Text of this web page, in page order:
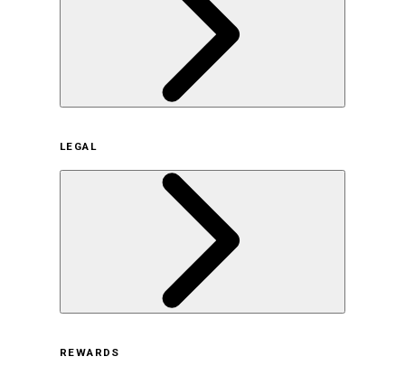
サステナビリティの取り組み（日本）
サステナビリティの取り組み（米国/英語）
ヒストリー
採用情報
LEGAL
REWARDS